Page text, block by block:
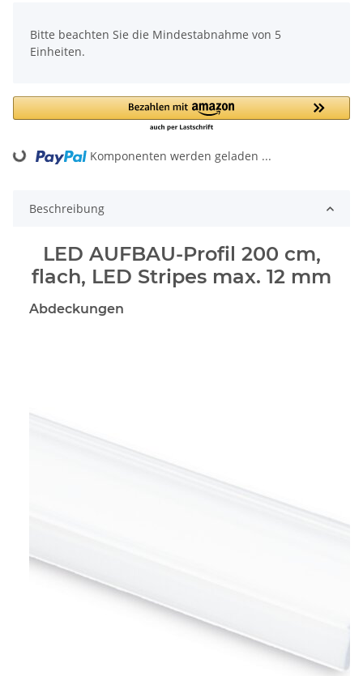
Bitte beachten Sie die Mindestabnahme von 5
Einheiten.
Komponenten werden geladen ...
Beschreibung
LED AUFBAU-Profil 200 cm,
flach, LED Stripes max. 12 mm
Abdeckungen